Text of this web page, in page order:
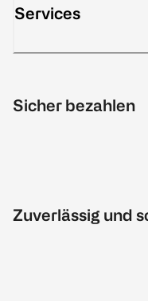
Services
Sicher bezahlen
Zuverlässig und